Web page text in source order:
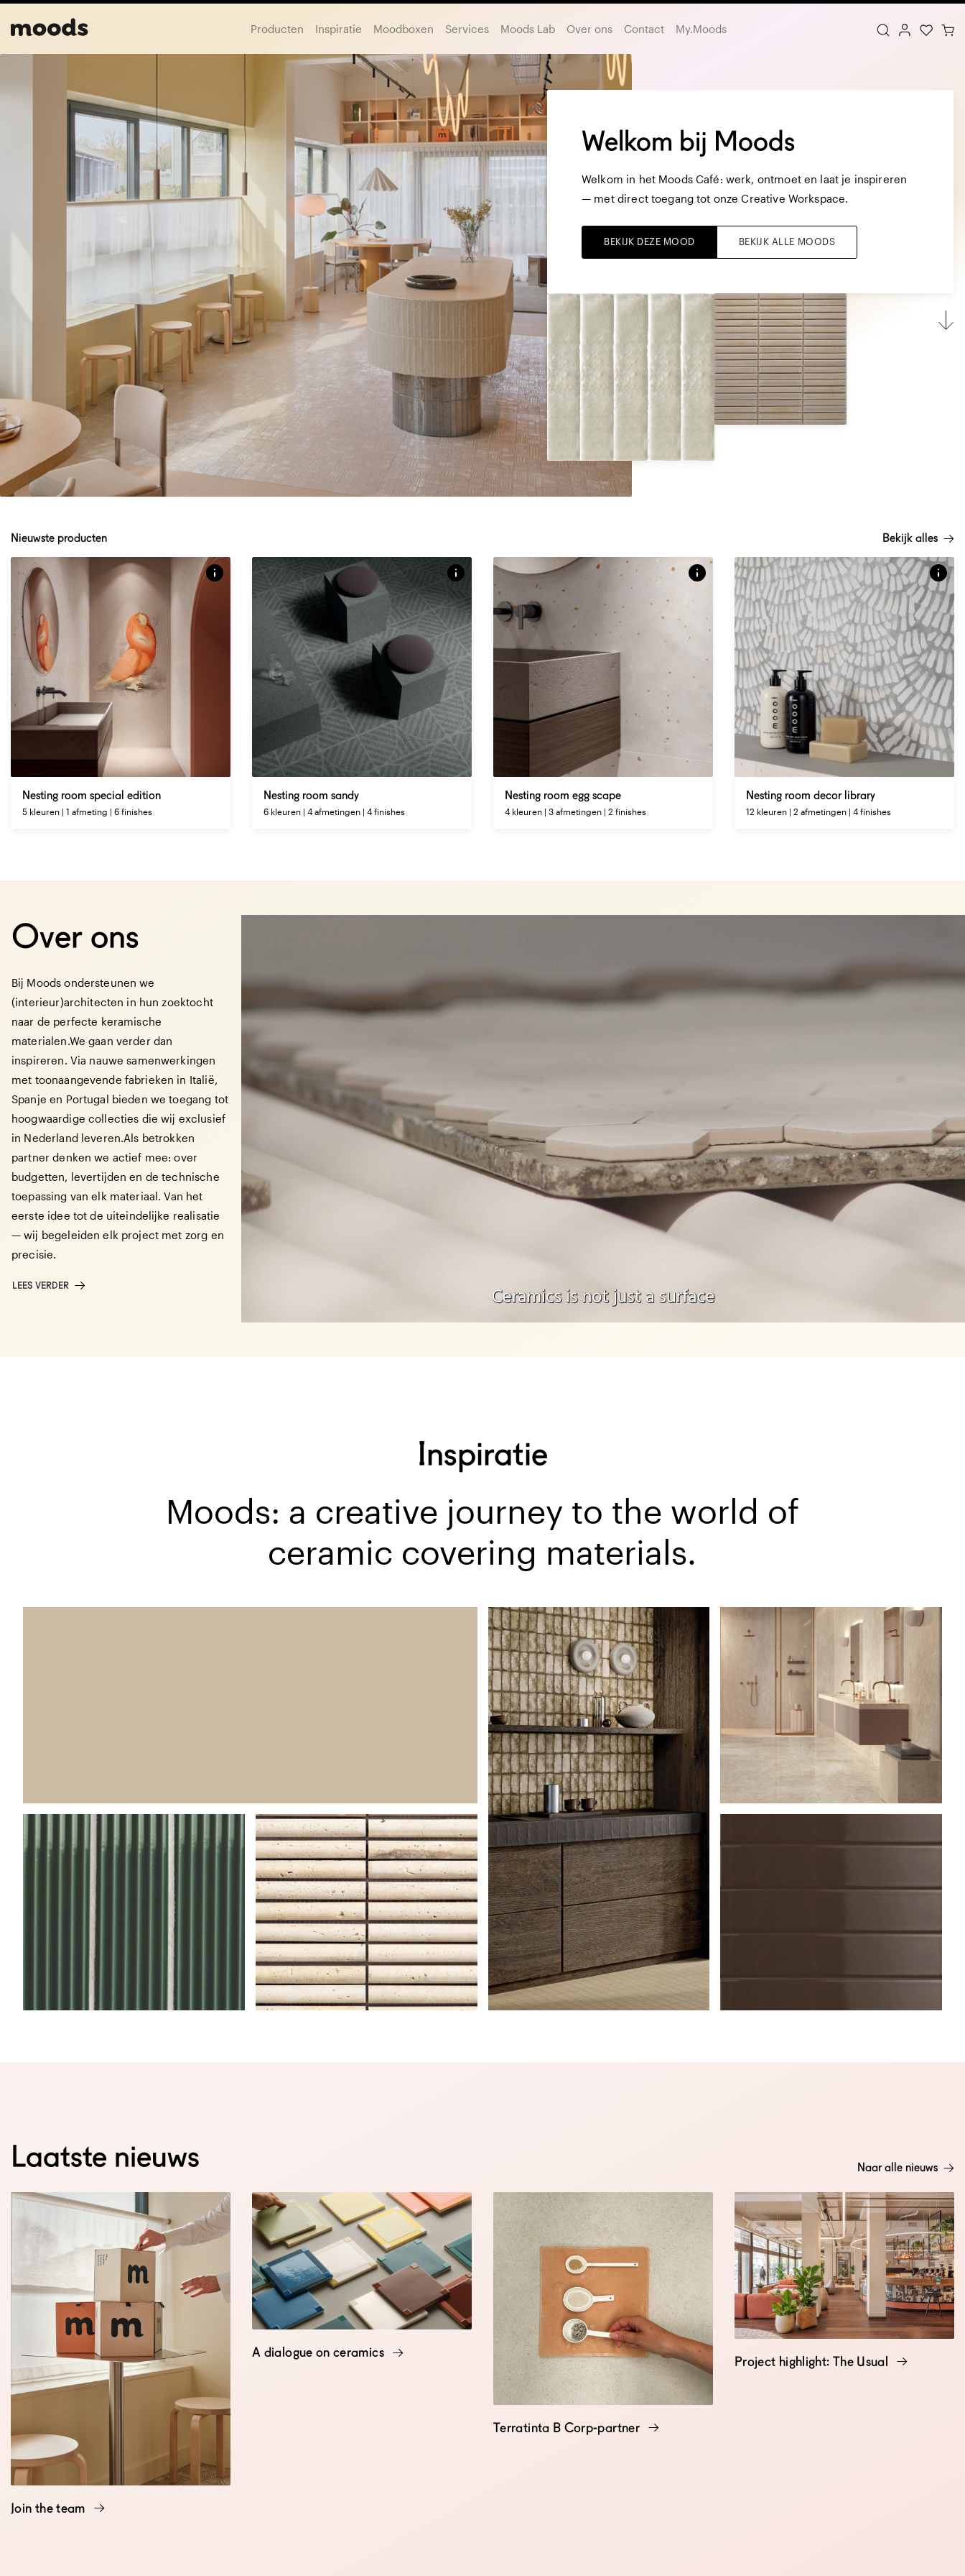
Producten Inspiratie Moodboxen Services Moods Lab Over ons Contact My.Moods
Welkom bij Moods
Welkom in het Moods Café: werk, ontmoet en laat je inspireren
— met direct toegang tot onze Creative Workspace.
BEKIJK DEZE MOOD BEKIJK ALLE MOODS
Nieuwste producten Bekijk alles
Over dit product
Nesting room special edition
5 kleuren | 1 afmeting | 6 finishes
Over dit product
Nesting room sandy
6 kleuren | 4 afmetingen | 4 finishes
Over dit product
A surface inspired by the organic beauty of
eggshells—marked with delicate scuffs, subtle
Nesting room egg scape
4 kleuren | 3 afmetingen | 2 finishes
Nesting room decor library
12 kleuren | 2 afmetingen | 4 finishes
Over ons
Bij Moods ondersteunen we
(interieur)architecten in hun zoektocht
naar de perfecte keramische
materialen.We gaan verder dan
inspireren. Via nauwe samenwerkingen
met toonaangevende fabrieken in Italië,
Spanje en Portugal bieden we toegang tot
hoogwaardige collecties die wij exclusief
in Nederland leveren.Als betrokken
partner denken we actief mee: over
budgetten, levertijden en de technische
toepassing van elk materiaal. Van het
eerste idee tot de uiteindelijke realisatie
— wij begeleiden elk project met zorg en
precisie.
LEES VERDER
Inspiratie
Moods: a creative journey to the world of
ceramic covering materials.
Laatste nieuws Naar alle nieuws
Join the team
A dialogue on ceramics
Terratinta B Corp-partner
Project highlight: The Usual